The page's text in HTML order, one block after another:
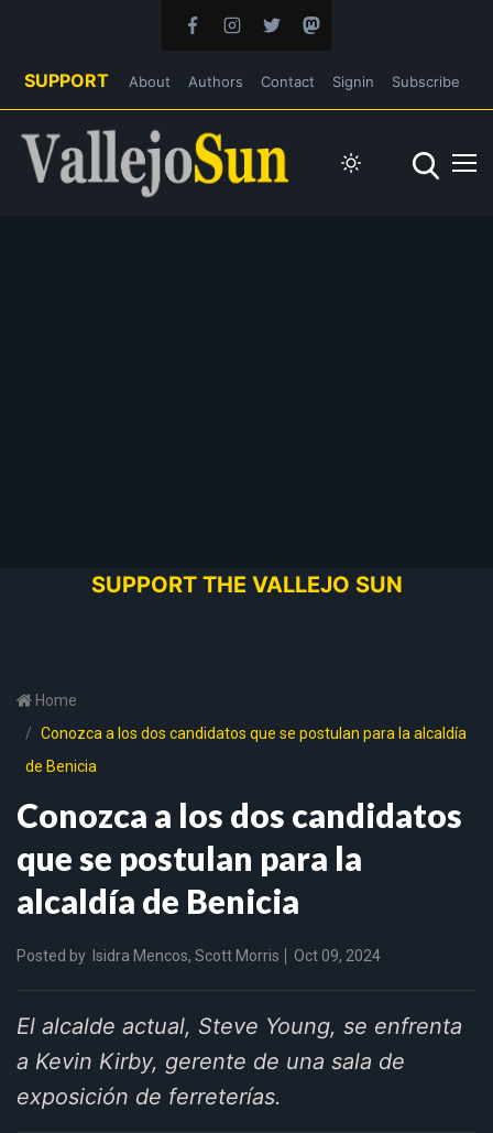
SUPPORT About Authors Contact Signin Subscribe
SUPPORT THE VALLEJO SUN
Home
Conozca a los dos candidatos que se postulan para la alcaldía
de Benicia
Conozca a los dos candidatos
que se postulan para la
alcaldía de Benicia
Posted by Isidra Mencos, Scott Morris Oct 09, 2024
El alcalde actual, Steve Young, se enfrenta
a Kevin Kirby, gerente de una sala de
exposición de ferreterías.